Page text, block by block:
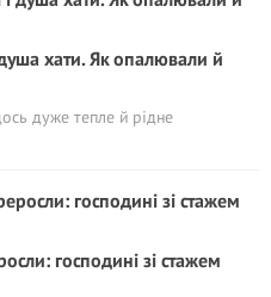
хати. Як опалювали й
дуже тепле й рідне
господині зі стажем